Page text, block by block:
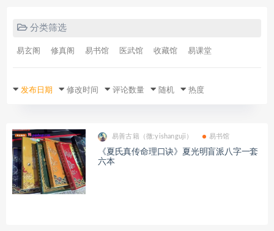
分类筛选
易玄阁 修真阁 易书馆 医武馆 收藏馆 易课堂
发布日期 修改时间 评论数量 随机 热度
易善古籍（微:yishanguji） 易书馆
《夏氏真传命理口诀》夏光明盲派八字一套
六本